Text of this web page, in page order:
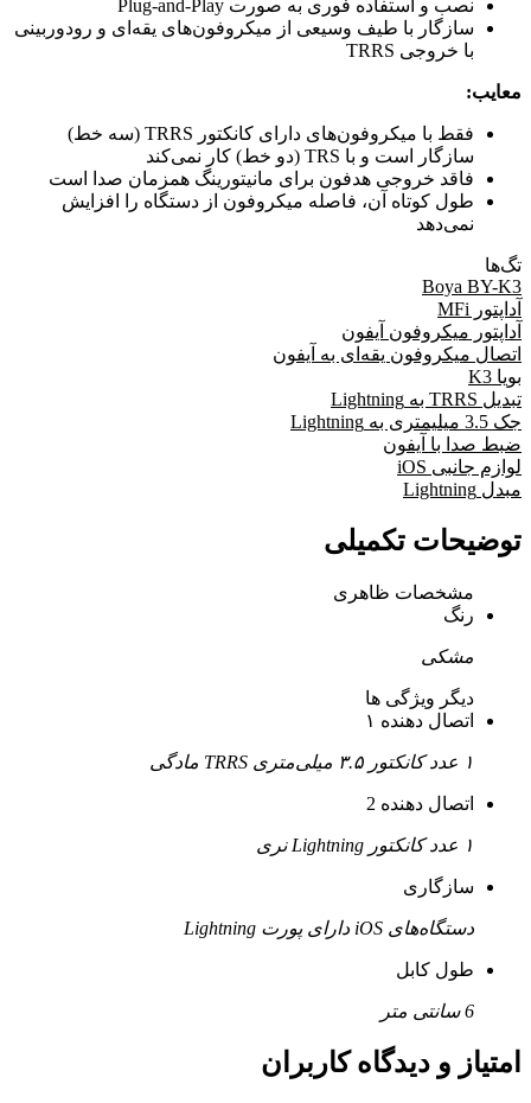
نصب و استفاده فوری به صورت Plug-and-Play
سازگار با طیف وسیعی از میکروفون‌های یقه‌ای و رودوربینی
با خروجی TRRS
معایب:
فقط با میکروفون‌های دارای کانکتور TRRS (سه خط)
سازگار است و با TRS (دو خط) کار نمی‌کند
فاقد خروجی هدفون برای مانیتورینگ همزمان صدا است
طول کوتاه آن، فاصله میکروفون از دستگاه را افزایش
نمی‌دهد
تگ‌ها
Boya BY-K3
آداپتور MFi
آداپتور میکروفون آیفون
اتصال میکروفون یقه‌ای به آیفون
بویا K3
تبدیل TRRS به Lightning
جک 3.5 میلیمتری به Lightning
ضبط صدا با آیفون
لوازم جانبی iOS
مبدل Lightning
توضیحات تکمیلی
مشخصات ظاهری
رنگ
مشکی
دیگر ویژگی ها
اتصال دهنده ۱
۱ عدد کانکتور ۳.۵ میلی‌متری TRRS مادگی
اتصال دهنده 2
۱ عدد کانکتور Lightning نری
سازگاری
دستگاه‌های iOS دارای پورت Lightning
طول کابل
6 سانتی متر
امتیاز و دیدگاه کاربران